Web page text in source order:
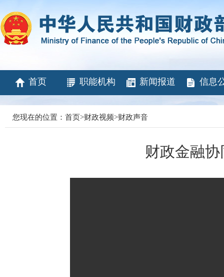
首页 职能机构 新闻报道 信息
您现在的位置： 首页>财政视频>财政声音
财政金融